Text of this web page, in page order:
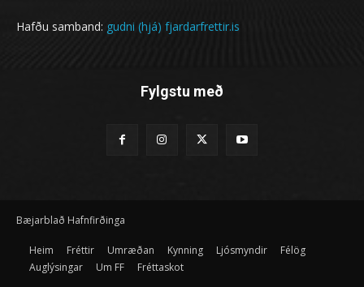
Hafðu samband: gudni (hjá) fjardarfrettir.is
Fylgstu með
Bæjarblað Hafnfirðinga
Heim Fréttir Umræðan Kynning Ljósmyndir
Félög
Auglýsingar
Um FF Fréttaskot